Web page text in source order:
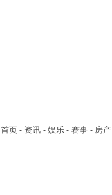
首页 - 资讯 - 娱乐 - 赛事 - 房